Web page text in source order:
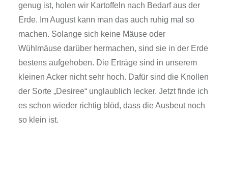
genug ist, holen wir Kartoffeln nach Bedarf aus der
Erde. Im August kann man das auch ruhig mal so
machen. Solange sich keine Mäuse oder
Wühlmäuse darüber hermachen, sind sie in der Erde
bestens aufgehoben. Die Erträge sind in unserem
kleinen Acker nicht sehr hoch. Dafür sind die Knollen
der Sorte „Desiree“ unglaublich lecker. Jetzt finde ich
es schon wieder richtig blöd, dass die Ausbeut noch
so klein ist.